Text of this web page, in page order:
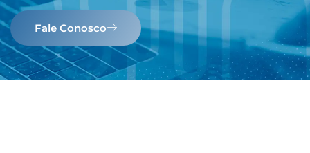
Fale Conosco